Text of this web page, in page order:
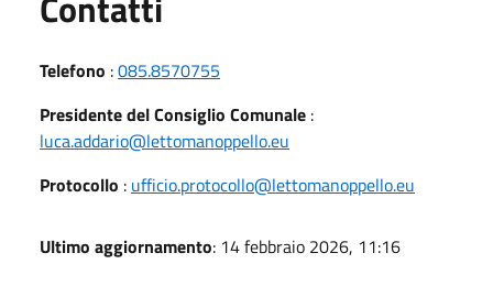
Telefono :085.8570755
Presidente del Consiglio Comunale :
luca.addario@lettomanoppello.eu
Protocollo : ufficio.protocollo@lettomanoppello.eu
Ultimo aggiornamento: 14 febbraio 2026, 11:16